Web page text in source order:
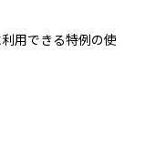
用できる特例の使